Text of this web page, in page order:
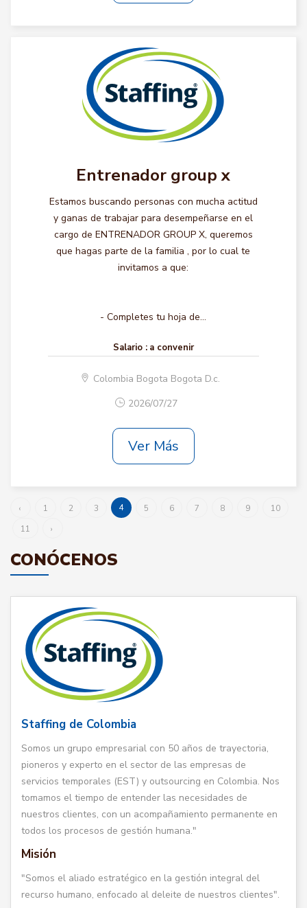
Entrenador group x
Estamos buscando personas con mucha actitud
y ganas de trabajar para desempeñarse en el
cargo de ENTRENADOR GROUP X, queremos
que hagas parte de la familia , por lo cual te
invitamos a que:
- Completes tu hoja de...
Salario : a convenir
Colombia Bogota Bogota D.c.
2026/07/27
Ver Más
‹ 1 2 3 4 5 6 7 8 9
10
11
›
CONÓCENOS
Staffing de Colombia
Somos un grupo empresarial con 50 años de trayectoria,
pioneros y experto en el sector de las empresas de
servicios temporales (EST) y outsourcing en Colombia. Nos
tomamos el tiempo de entender las necesidades de
nuestros clientes, con un acompañamiento permanente en
todos los procesos de gestión humana."
Misión
"Somos el aliado estratégico en la gestión integral del
recurso humano, enfocado al deleite de nuestros clientes".